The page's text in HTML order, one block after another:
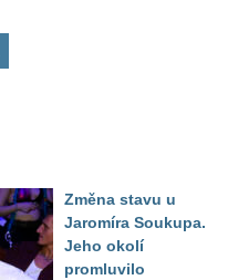
Změna stavu u
Jaromíra Soukupa.
Jeho okolí
promluvilo